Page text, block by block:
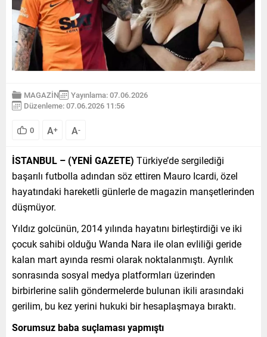
MAGAZİN
Yayınlama: 07.06.2026
Düzenleme: 07.06.2026 11:56
0 A+ A-
İSTANBUL – (YENİ GAZETE) Türkiye’de sergilediği
başarılı futbolla adından söz ettiren Mauro Icardi, özel
hayatındaki hareketli günlerle de magazin manşetlerinden
düşmüyor.
Yıldız golcünün, 2014 yılında hayatını birleştirdiği ve iki
çocuk sahibi olduğu Wanda Nara ile olan evliliği geride
kalan mart ayında resmi olarak noktalanmıştı. Ayrılık
sonrasında sosyal medya platformları üzerinden
birbirlerine salih göndermelerde bulunan ikili arasındaki
gerilim, bu kez yerini hukuki bir hesaplaşmaya bıraktı.
Sorumsuz baba suçlaması yapmıştı